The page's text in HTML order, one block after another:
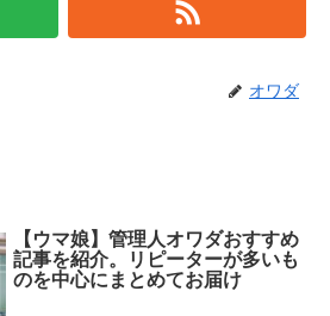
オワダ
【ウマ娘】管理人オワダおすすめ
記事を紹介。リピーターが多いも
のを中心にまとめてお届け